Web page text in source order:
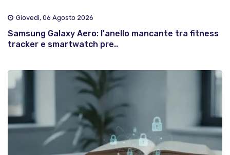
Giovedì, 06 Agosto 2026
Samsung Galaxy Aero: l'anello mancante tra fitness
tracker e smartwatch pre..